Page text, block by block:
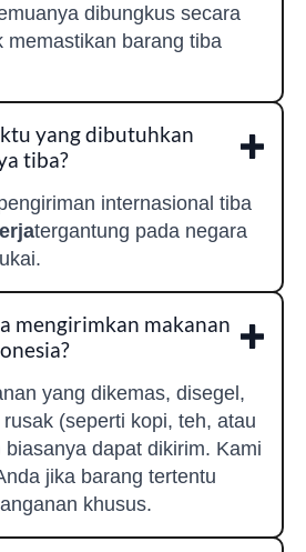
dibungkus secara
memastikan barang tiba
yang dibutuhkan
tiba?
internasional tiba
tergantung pada negara
mengirimkan makanan
yang dikemas, disegel,
(seperti kopi, teh, atau
dapat dikirim. Kami
jika barang tertentu
khusus.